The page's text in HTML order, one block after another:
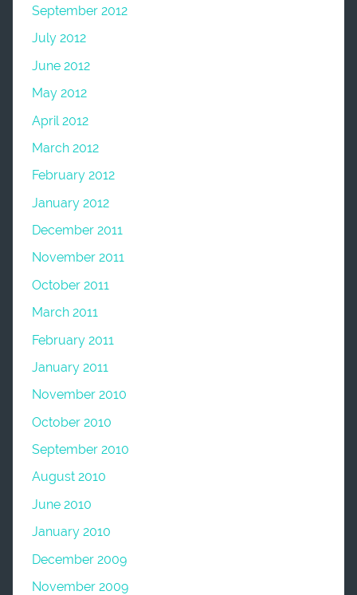
September 2012
July 2012
June 2012
May 2012
April 2012
March 2012
February 2012
January 2012
December 2011
November 2011
October 2011
March 2011
February 2011
January 2011
November 2010
October 2010
September 2010
August 2010
June 2010
January 2010
December 2009
November 2009